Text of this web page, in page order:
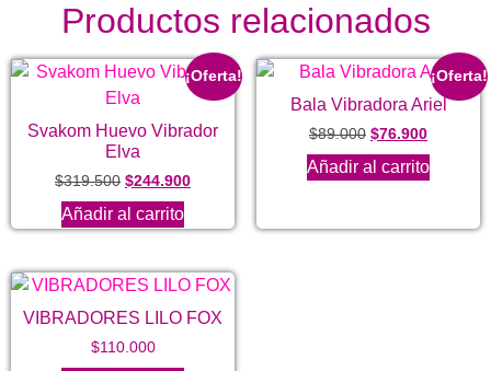
Productos relacionados
¡Oferta!
Svakom Huevo Vibrador
Elva
$319.500 $244.900
Añadir al carrito
¡Oferta!
Bala Vibradora Ariel
$89.000 $76.900
Añadir al carrito
VIBRADORES LILO FOX
$110.000